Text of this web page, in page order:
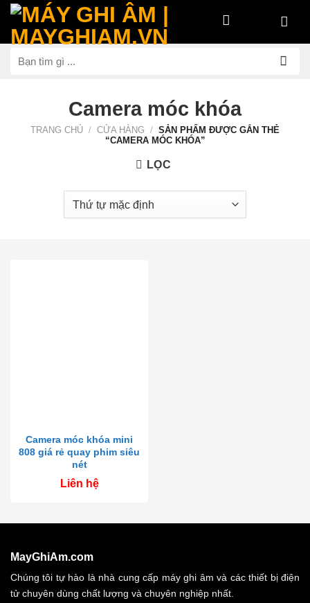
Bỏ
nội
dung
Camera móc khóa
TRANG CHỦ / CỬA HÀNG / SẢN PHẨM ĐƯỢC GẮN THẺ
“CAMERA MÓC KHÓA”
LỌC
Camera móc khóa mini
808 giá rẻ quay phim siêu
nét
Liên hệ
MayGhiAm.com
Chúng tôi tự hào là nhà cung cấp máy ghi âm và các thiết bị điện
tử chuyên dùng chất lượng và chuyên nghiệp nhất.